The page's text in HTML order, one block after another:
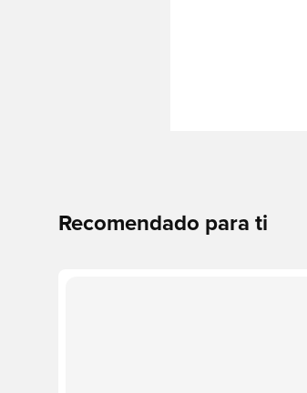
Recomendado para ti